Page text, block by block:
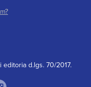
d.lgs. 70/2017.